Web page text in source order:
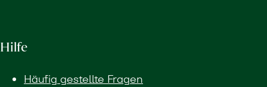
Hilfe
Häufig gestellte Fragen